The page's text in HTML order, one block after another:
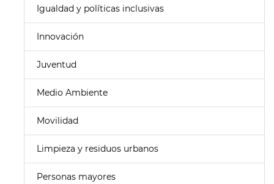
Igualdad y políticas inclusivas
Innovación
Juventud
Medio Ambiente
Movilidad
Limpieza y residuos urbanos
Personas mayores